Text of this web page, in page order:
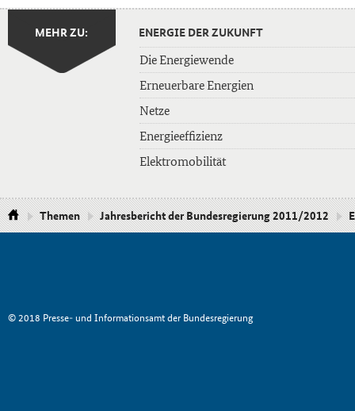
MEHR ZU: ENERGIE DER ZUKUNFT
Die Energiewende
Erneuerbare Energien
Netze
Energieeffizienz
Elektromobilität
Themen Jahresbericht der Bundesregierung 2011/2012
© 2018 Presse- und Informationsamt der Bundesregierung